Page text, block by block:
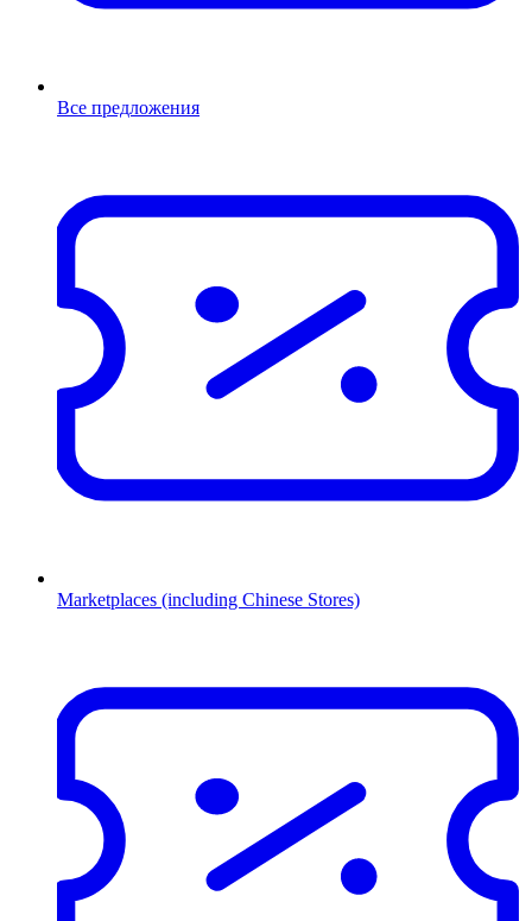
Все предложения
Marketplaces (including Chinese Stores)